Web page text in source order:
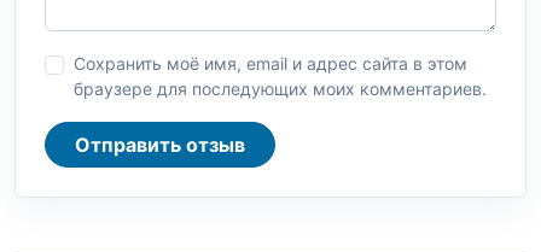
Сохранить моё имя, email и адрес сайта в этом
браузере для последующих моих комментариев.
Отправить отзыв